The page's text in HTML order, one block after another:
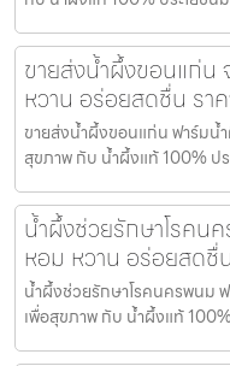
ขายส่งน้ำผึ้งขอนแก่น
หวาน อร่อยสดชื่น รา
ขายส่งน้ำผึ้งขอนแก่น ฟาร์มน้
สุขภาพ กับ น้ำผึ้งแท้ 100% ป
น้ำผึ้งช่วยรักษาโรคน
หอม หวาน อร่อยสดชื่
น้ำผึ้งช่วยรักษาโรคนครพนม
เพื่อสุขภาพ กับ น้ำผึ้งแท้